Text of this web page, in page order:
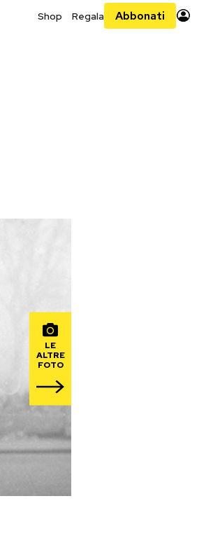
Shop Regala Abbonati
LE
ALTRE
FOTO